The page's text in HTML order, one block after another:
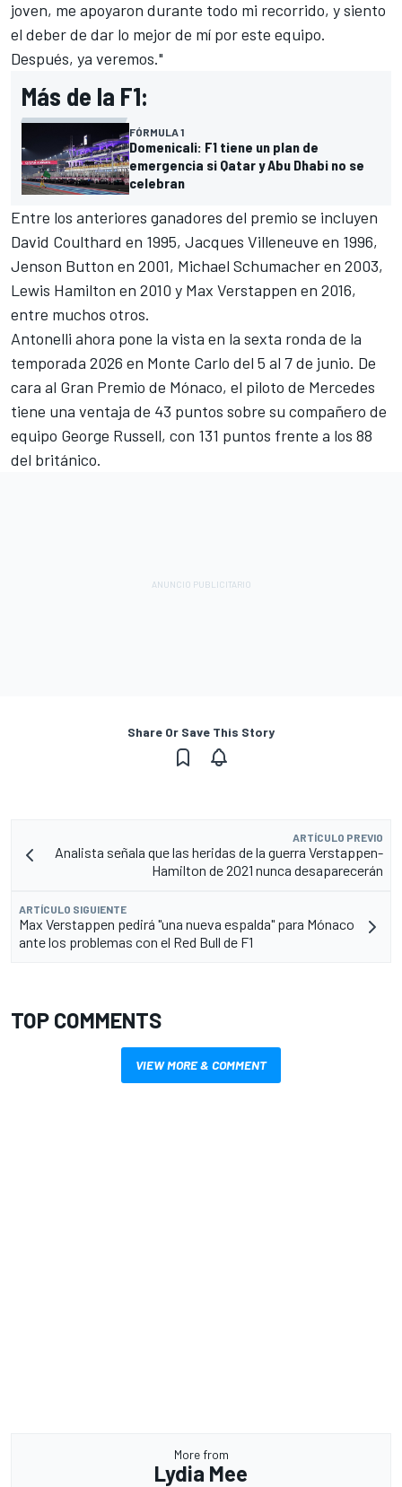
joven, me apoyaron durante todo mi recorrido, y siento
el deber de dar lo mejor de mí por este equipo.
Después, ya veremos."
Más de la F1:
FÓRMULA 1
Domenicali: F1 tiene un plan de
emergencia si Qatar y Abu Dhabi no se
celebran
Entre los anteriores ganadores del premio se incluyen
David Coulthard en 1995, Jacques Villeneuve en 1996,
Jenson Button en 2001, Michael Schumacheren 2003,
Lewis Hamilton en 2010 y Max Verstappen en 2016,
entre muchos otros.
Antonelli ahora pone la vista en la sexta ronda de la
temporada 2026 en Monte Carlo del 5 al 7 de junio. De
cara al Gran Premio de Mónaco, el piloto de Mercedes
tiene una ventaja de 43 puntos sobre su compañero de
equipo George Russell, con 131 puntos frente a los 88
del británico.
Share Or Save This Story
ARTÍCULO PREVIO
Analista señala que las heridas de la guerra Verstappen-
Hamilton de 2021 nunca desaparecerán
ARTÍCULO SIGUIENTE
Max Verstappen pedirá "una nueva espalda" para Mónaco
ante los problemas con el Red Bull de F1
TOP COMMENTS
VIEW MORE & COMMENT
More from
Lydia Mee